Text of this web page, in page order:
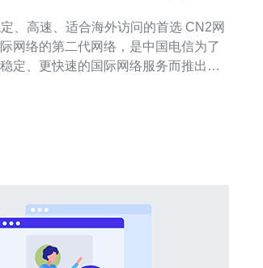
高速、适合海外访问的首选 CN2网
网络的第二代网络，是中国电信为了
定、更快速的国际网络服务而推出的
越南CN2网络凭借其卓越的性能和稳